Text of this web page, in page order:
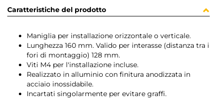
Caratteristiche del prodotto
Maniglia per installazione orizzontale o verticale.
Lunghezza 160 mm. Valido per interasse (distanza tra i
fori di montaggio) 128 mm.
Viti M4 per l'installazione incluse.
Realizzato in alluminio con finitura anodizzata in
acciaio inossidabile.
Incartati singolarmente per evitare graffi.